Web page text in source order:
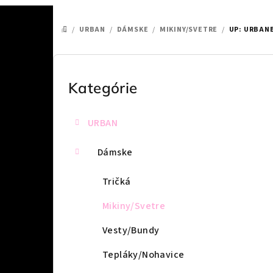
DOMOV
/ URBAN / DÁMSKE / MIKINY/SVETRE / UP:
B
Preskočiť
kategórie
Kategórie
URBAN
Dámske
Tričká
Mikiny/Svetre
Vesty/Bundy
Tepláky/Nohavice